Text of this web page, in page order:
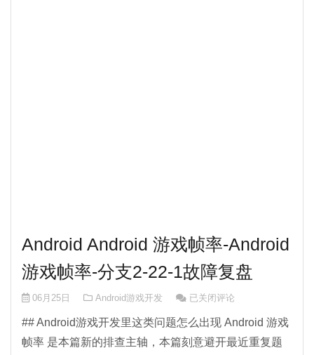
Android Android 游戏帧率-Android
游戏帧率-分支2-22-1故障复盘
06月25日 Android游戏开发 Android Android 游戏帧率-
已关闭评论
## Android游戏开发里这类问题怎么出现 Android 游戏
帧率 是本篇新的排查主轴，本篇刻意避开最近重复题